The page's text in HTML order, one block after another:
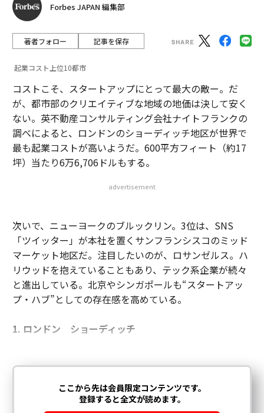
Forbes JAPAN 編集部
著者フォロー 記事を保存
起業コスト上位10都市
コストこそ、スタートアップにとって最大の敵ー。だ
が、都市部のクリエイティブな地域の地価は決して安く
ない。英不動産コンサルティング会社ナイトフランクの
調べによると、ロンドンのショーディッチ地区が世界で
最も起業コストが高いようだ。600平方フィート（約17
坪）当たり6万6,706ドルもする。
advertisement
次いで、ニューヨークのブルックリン。3位は、SNS
「ツイッター」が本社を置くサンフランシスコのミッド
マーケット地区だ。注目したいのが、ロサンゼルス。ハ
リウッドを抱えていることもあり、テック系企業が続々
と進出している。北京やシンガポールも“スタートアッ
プ・ハブ”としての存在感を高めている。
1. ロンドン ショーディッチ